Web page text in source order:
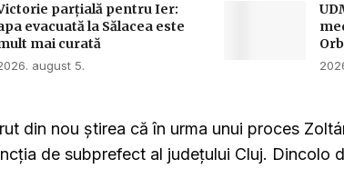
parțială pentru Ier:
evacuată la Sălacea este
mai curată
august 5.
din nou știrea că în urma unui proces
de subprefect al județului Cluj. Dincolo